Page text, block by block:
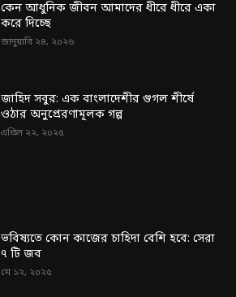
কেন আধুনিক জীবন আমাদের ধীরে ধীরে একা
করে দিচ্ছে
জানুয়ারি ২৪, ২০২৬
জাহিদ সবুর: এক বাংলাদেশীর গুগল শীর্ষে
ওঠার অনুপ্রেরণামূলক গল্প
এপ্রিল ২২, ২০২৫
ভবিষ্যতে কোন কাজের চাহিদা বেশি হবে: সেরা
৭ টি জব
মে ১২, ২০২৫